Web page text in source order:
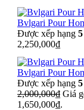
Bvlgari Pour
Được xếp hạng 5
2,250,000₫
Bvlgari Pour
Được xếp hạng 5
2,000,000₫ Giá
1,650,000₫.